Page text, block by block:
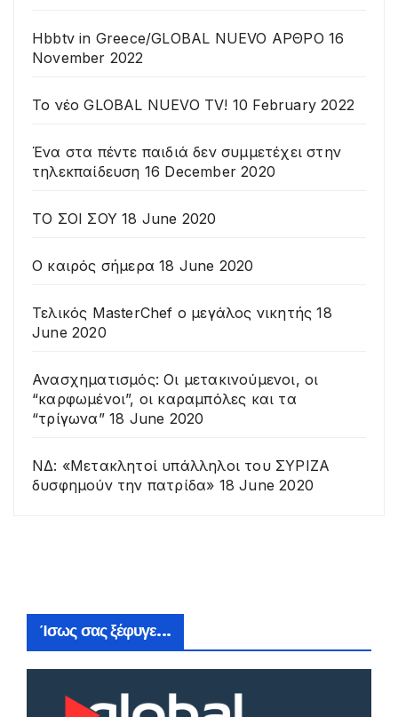
Hbbtv in Greece/GLOBAL NUEVO ΑΡΘΡΟ 16
November 2022
To νέο GLOBAL NUEVO TV! 10 February 2022
Ένα στα πέντε παιδιά δεν συμμετέχει στην
τηλεκπαίδευση 16 December 2020
ΤΟ ΣΟΙ ΣΟΥ 18 June 2020
Ο καιρός σήμερα 18 June 2020
Τελικός MasterChef o μεγάλος νικητής 18
June 2020
Ανασχηματισμός: Οι μετακινούμενοι, οι
“καρφωμένοι”, οι καραμπόλες και τα
“τρίγωνα” 18 June 2020
ΝΔ: «Μετακλητοί υπάλληλοι του ΣΥΡΙΖΑ
δυσφημούν την πατρίδα» 18 June 2020
Ίσως σας ξέφυγε...